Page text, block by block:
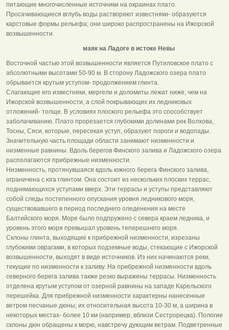
питающие многочисленные источники на окраинах плато.
Просачивающиеся вглубь воды растворяют известняки- образуются
карстовые формы рельефа; они широко распространены на Ижорской
возвышенности.
маяк на Ладоге в истоке Невы
Восточной частью этой возвышенности является Путиловское плато с
абсолютными высотами 50-90 м. В сторону Ладожского озера плато
обрывается крутым уступом- продолжением глинта.
Слагающие его известняки, мергели и доломиты лежат ниже, чем на
Ижорской возвышенности, а слой покрывающих их ледниковых
отложений- толще. В условиях плоского рельефа это способствует
заболачиванию. Плато прорезается глубокими долинами рек Волхова,
Тосны, Сяси, которые, пересекая уступ, образуют пороги и водопады.
Значительную часть площади области занимают низменности и
низменные равнины. Вдоль берегов Финского залива и Ладожского озера
располагаются прибрежные низменности.
Низменность, протянувшаяся вдоль южного берега Финского залива,
ограничена с юга глинтом. Она состоит из нескольких плоских террас,
поднимающихся уступами вверх. Эти террасы и уступы представляют
собой следы постепенного опускания уровня ледникового моря,
существовавшего в период последнего оледенения на месте
Балтийского моря. Море было подпружено с севера краем ледника, и
уровень этого моря превышал уровень теперешнего моря.
Склоны глинта, выходящие к прибрежной низменности, изрезаны
глубокими оврагами, в которых подземные воды, стекающие с Ижорской
возвышенности, выходят в виде источников. Из них начинаются реки,
текущие по низменности к заливу. На прибрежной низменности вдоль
северного берега залива также резко выражены террасы. Низменность
отделена крутым уступом от озерной равнины на западе Карельского
перешейка. Для прибрежной низменности характерны нанесенные
ветром песчаные дюны; их относительная высота 10-30 м, а ширина в
некоторых местах- более 10 км (например, вблизи Сестрорецка). Пологие
склоны дюн обращены к морю, навстречу дующим ветрам. Подветренные